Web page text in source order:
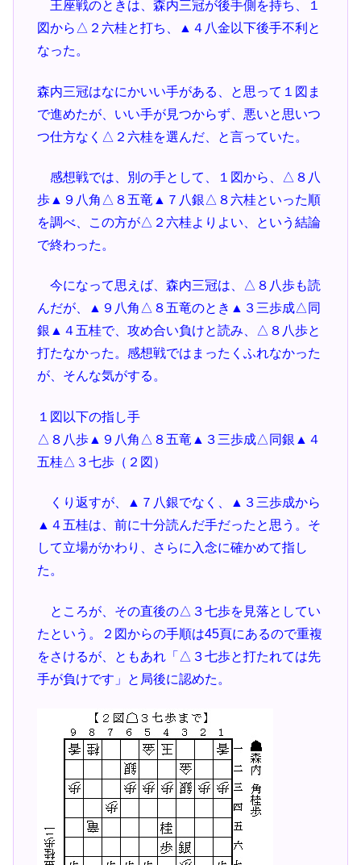
王座戦のときは、森内三冠が後手側を持ち、１
図から△２六桂と打ち、▲４八金以下後手不利と
なった。
森内三冠はなにかいい手がある、と思って１図ま
で進めたが、いい手が見つからず、悪いと思いつ
つ仕方なく△２六桂を選んだ、と言っていた。
感想戦では、別の手として、１図から、△８八
歩▲９八角△８五竜▲７八銀△８六桂といった順
を調べ、この方が△２六桂よりよい、という結論
で終わった。
今になって思えば、森内三冠は、△８八歩も読
んだが、▲９八角△８五竜のとき▲３三歩成△同
銀▲４五桂で、攻め合い負けと読み、△８八歩と
打たなかった。感想戦ではまったくふれなかった
が、そんな気がする。
１図以下の指し手
△８八歩▲９八角△８五竜▲３三歩成△同銀▲４
五桂△３七歩（２図）
くり返すが、▲７八銀でなく、▲３三歩成から
▲４五桂は、前に十分読んだ手だったと思う。そ
して立場がかわり、さらに入念に確かめて指し
た。
ところが、その直後の△３七歩を見落としてい
たという。２図からの手順は45頁にあるので重複
をさけるが、ともあれ「△３七歩と打たれては先
手が負けです」と局後に認めた。